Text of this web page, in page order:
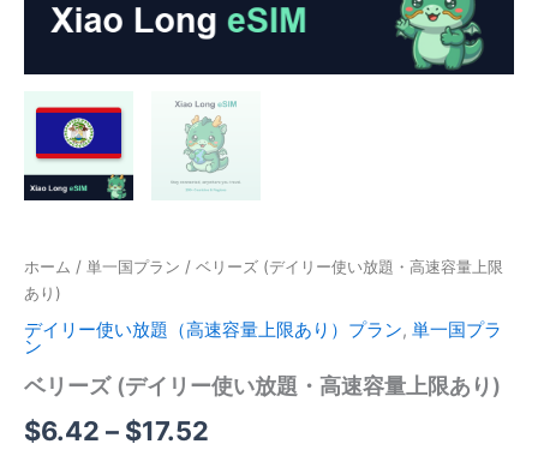
ホーム / 単一国プラン / ベリーズ (デイリー使い放題・高速容量上限
あり)
デイリー使い放題（高速容量上限あり）プラン, 単一国プラ
ン
ベリーズ (デイリー使い放題・高速容量上限あり)
$6.42 – $17.52